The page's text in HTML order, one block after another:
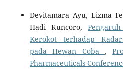
Devitamara Ayu, Lizma
Hadi Kuncoro,
Kerokot terhadap
pada Hewan Coba ,
Pharmaceuticals